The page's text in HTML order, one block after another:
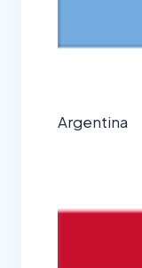
Argentina